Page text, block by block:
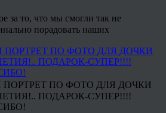
за то, что мы смогли так не
порадовать наших
ПОРТРЕТ ПО ФОТО ДЛЯ ДОЧКИ
ПОДАРОК-СУПЕР!!!!